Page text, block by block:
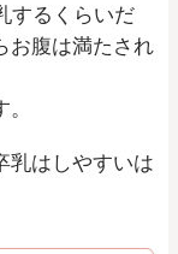
するくらいだ
お腹は満たされ
乳はしやすいは